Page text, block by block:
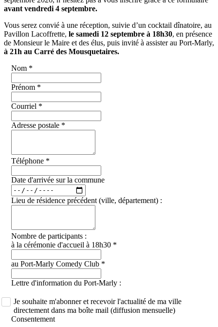
avant vendredi 4 septembre.
Vous serez convié à une réception, suivie d’un cocktail dînatoire, au
Pavillon Lacoffrette, le samedi 12 septembre à 18h30, en présence
de Monsieur le Maire et des élus, puis invité à assister au Port-Marly,
à 21h au Carré des Mousquetaires.
Nom *
Prénom *
Courriel *
Adresse postale *
Téléphone *
Date d'arrivée sur la commune
Lieu de résidence précédent (ville, département) :
Nombre de participants :
à la cérémonie d'accueil à 18h30 *
au Port-Marly Comedy Club *
Lettre d'information du Port-Marly :
Je souhaite m'abonner et recevoir l'actualité de ma ville
directement dans ma boîte mail (diffusion mensuelle)
Consentement